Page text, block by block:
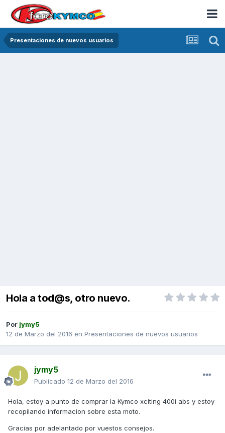
Presentaciones de nuevos usuarios
Hola a tod@s, otro nuevo.
Por jymy5
12 de Marzo del 2016 en Presentaciones de nuevos usuarios
jymy5
Publicado 12 de Marzo del 2016
Hola, estoy a punto de comprar la Kymco xciting 400i abs y estoy
recopilando informacion sobre esta moto.
Gracias por adelantado por vuestos consejos.